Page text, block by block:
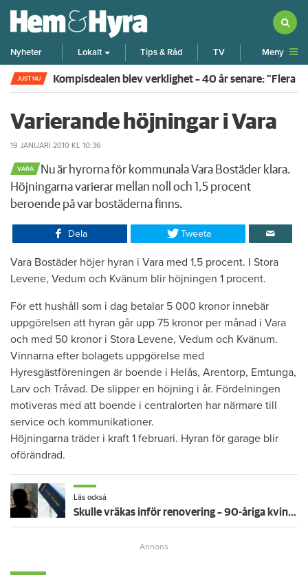
Nyheter Lokalt Tips & Råd TV Meny
JUST NU Kompisdealen blev verklighet – 40 år senare: "Flera
Varierande höjningar i Vara
19 JANUARI 2010 KL 10:36
VARA
​Nu är hyrorna för kommunala Vara Bostäder klara.
Höjningarna varierar mellan noll och 1,5 procent
beroende på var bostäderna finns.
Dela Tweeta
Vara Bostäder höjer hyran i Vara med 1,5 procent. I Stora
Levene, Vedum och Kvänum blir höjningen 1 procent.
För ett hushåll som i dag betalar 5 000 kronor innebär
uppgörelsen att hyran går upp 75 kronor per månad i Vara
och med 50 kronor i Stora Levene, Vedum och Kvänum.
Vinnarna efter bolagets uppgörelse med
Hyresgästföreningen är boende i Helås, Arentorp, Emtunga,
Larv och Tråvad. De slipper en höjning i år. Fördelningen
motiveras med att boende i centralorten har närmare till
service och kommunikationer.
Höjningarna träder i kraft 1 februari. Hyran för garage blir
oförändrad.
Läs också
Skulle vräkas inför renovering – 90-åriga kvinnan får bo kvar: ”Ovissheten har varit grym”